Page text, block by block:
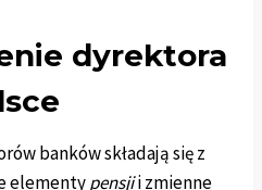
dyrektora
banków składają się z
elementypensjii zmienne